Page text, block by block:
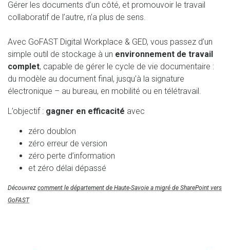
Gérer les documents d’un côté, et promouvoir le travail
collaboratif de l’autre, n’a plus de sens.
Avec GoFAST Digital Workplace & GED, vous passez d’un
simple outil de stockage à un environnement de travail
complet, capable de gérer le cycle de vie documentaire :
du modèle au document final, jusqu’à la signature
électronique – au bureau, en mobilité ou en télétravail.
L’objectif : gagner en efficacité avec
zéro doublon
zéro erreur de version
zéro perte d’information
et zéro délai dépassé
Découvrez comment le département de Haute-Savoie a migré de SharePoint vers
GoFAST